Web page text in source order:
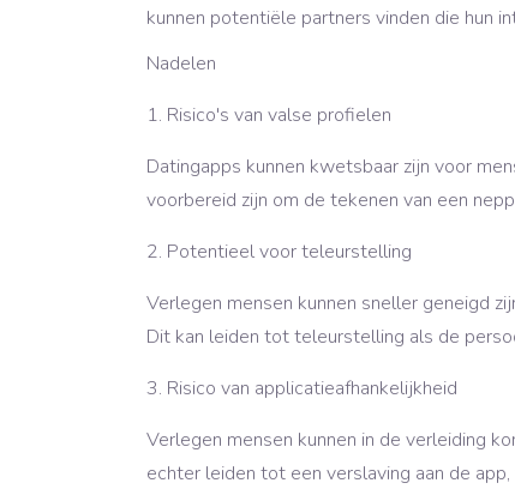
kunnen potentiële partners vinden die hun
Nadelen
Risico's van valse profielen
Datingapps kunnen kwetsbaar zijn voor
voorbereid zijn om de tekenen van een
Potentieel voor teleurstelling
Verlegen mensen kunnen sneller geneigd
Dit kan leiden tot teleurstelling als de
Risico van applicatieafhankelijkheid
Verlegen mensen kunnen in de verleiding
echter leiden tot een verslaving aan de